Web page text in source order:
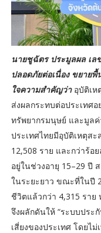
นายชูฉัตร ประมูลผล เล
ปลอดภัยต่อเนื่อง ขยายพื้
ใจความสำคัญว่าอุบัติเห
ส่งผลกระทบต่อประเทศ
ทรัพยากรมนุษย์ และมูลค่
ประเทศไทยมีอุบัติเหตุสะ
12,508 ราย และกว่าร้อ
อยู่ในช่วงอายุ 15–29 ปี
ในระยะยาว ขณะที่ในปี
ชีวิตแล้วกว่า 4,315 ราย
จึงผลักดันให้ “ระบบประ
เสี่ยงของประเทศ โดยไ